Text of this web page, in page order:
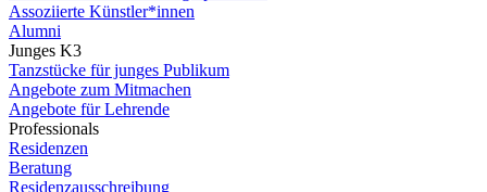
Assoziierte Künstler*innen
Alumni
Junges K3
Tanzstücke für junges Publikum
Angebote zum Mitmachen
Angebote für Lehrende
Professionals
Residenzen
Beratung
Residenzausschreibung